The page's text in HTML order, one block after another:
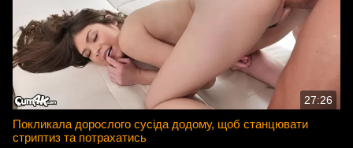
27:26
Покликала дорослого сусіда додому, щоб станцювати
стриптиз та потрахатись